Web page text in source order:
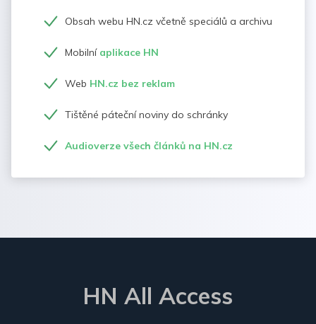
Obsah webu HN.cz včetně speciálů a archivu
Mobilní aplikace HN
Web HN.cz bez reklam
Tištěné páteční noviny do schránky
Audioverze všech článků na HN.cz
HN All Access